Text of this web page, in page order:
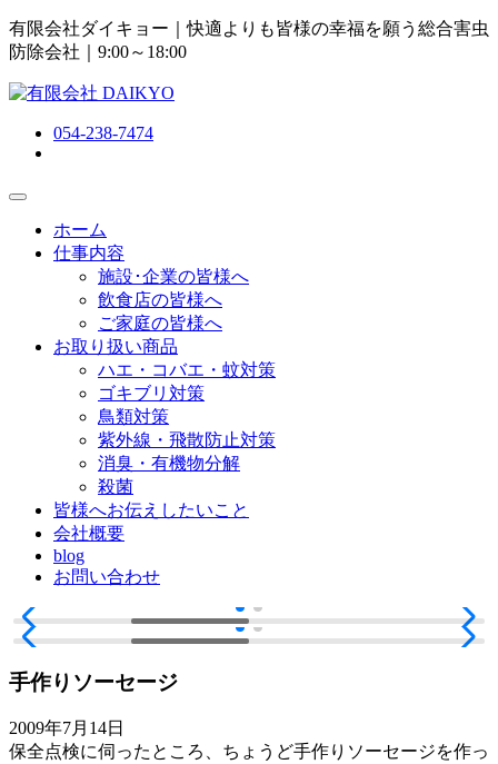
有限会社ダイキョー｜快適よりも皆様の幸福を願う総合害虫
防除会社 ｜9:00～18:00
054-238-7474
ホーム
仕事内容
施設･企業の皆様へ
飲食店の皆様へ
ご家庭の皆様へ
お取り扱い商品
ハエ・コバエ・蚊対策
ゴキブリ対策
鳥類対策
紫外線・飛散防止対策
消臭・有機物分解
殺菌
皆様へお伝えしたいこと
会社概要
blog
お問い合わせ
手作りソーセージ
2009年7月14日
保全点検に伺ったところ、ちょうど手作りソーセージを作っ